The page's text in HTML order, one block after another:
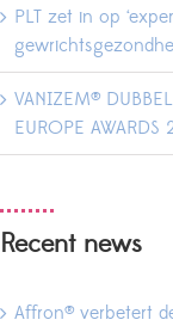
PLT zet in op
VANIZEM®
EUROPE AWARDS
Recent news
Affron® verbetert